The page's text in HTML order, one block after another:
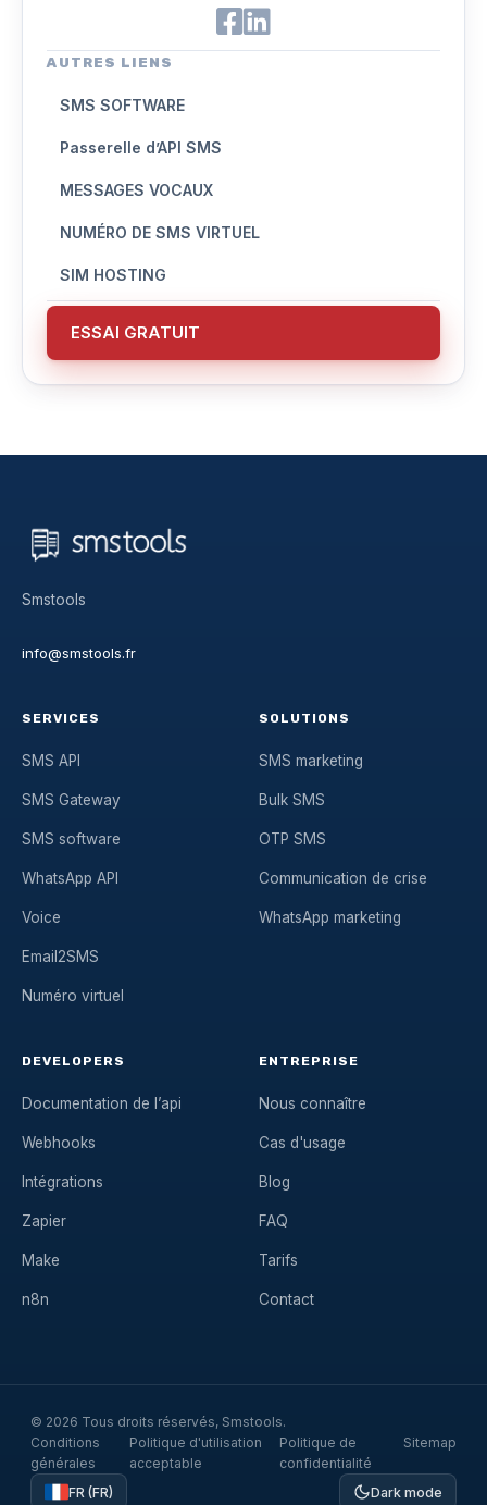
AUTRES LIENS
SMS SOFTWARE
Passerelle d’API SMS
MESSAGES VOCAUX
NUMÉRO DE SMS VIRTUEL
SIM HOSTING
ESSAI GRATUIT
Smstools
info@smstools.fr
SERVICES
SMS API
SMS Gateway
SMS software
WhatsApp API
Voice
Email2SMS
Numéro virtuel
SOLUTIONS
SMS marketing
Bulk SMS
OTP SMS
Communication de crise
WhatsApp marketing
DEVELOPERS
Documentation de l’api
Webhooks
Intégrations
Zapier
Make
n8n
ENTREPRISE
Nous connaître
Cas d'usage
Blog
FAQ
Tarifs
Contact
© 2026 Tous droits réservés, Smstools.
Conditions
générales
Politique d'utilisation
acceptable
Politique de
confidentialité
Sitemap
FR (FR) Dark mode